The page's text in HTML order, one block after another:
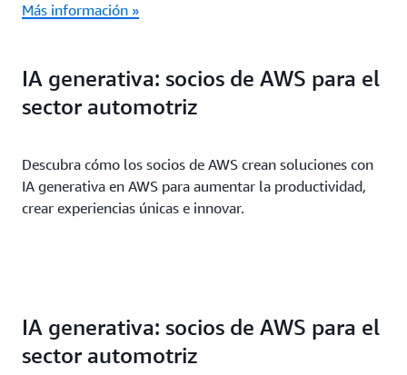
Más información »
IA generativa: socios de AWS para el
sector automotriz
Descubra cómo los socios de AWS crean soluciones con
IA generativa en AWS para aumentar la productividad,
crear experiencias únicas e innovar.
IA generativa: socios de AWS para el
sector automotriz